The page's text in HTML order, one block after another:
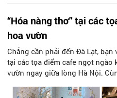
“Hóa nàng thơ” tại các
hoa vườn
Chẳng cần phải đến Đà Lạt, bạn
tại các tọa điểm cafe ngọt ngào
vườn ngay giữa lòng Hà Nội.